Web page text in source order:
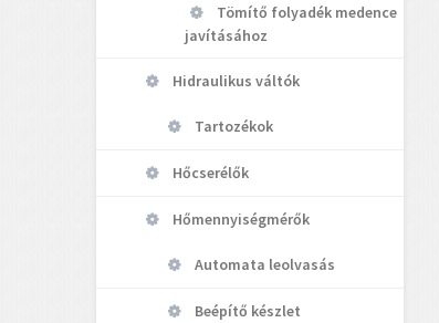
Tömítő folyadék medence
javításához
Hidraulikus váltók
Tartozékok
Hőcserélők
Hőmennyiségmérők
Automata leolvasás
Beépítő készlet